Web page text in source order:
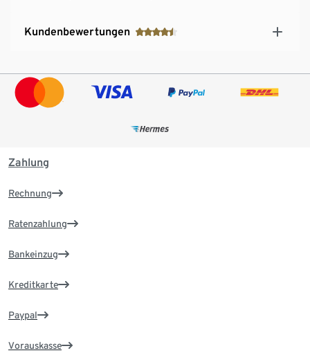
Kundenbewertungen
Zahlung
Rechnung
Ratenzahlung
Bankeinzug
Kreditkarte
Paypal
Vorauskasse